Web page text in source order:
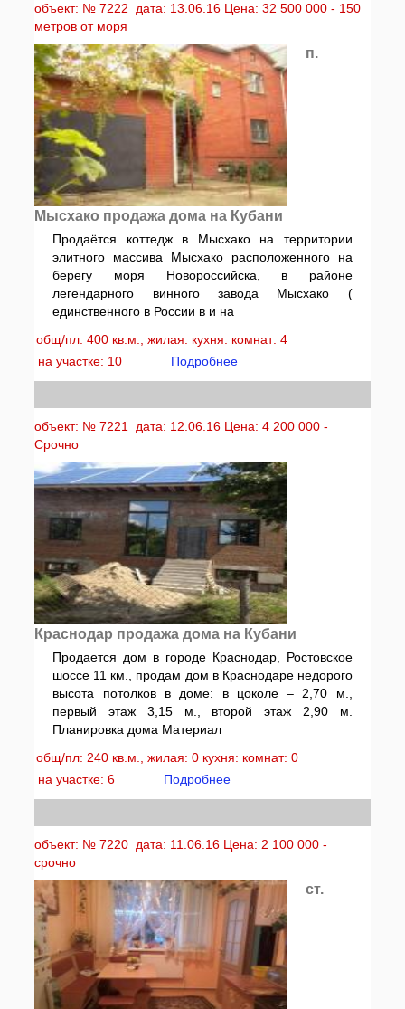
объект: № 7222 дата: 13.06.16 Цена: 32 500 000 - 150
метров от моря
п.
Мысхако продажа дома на Кубани
Продаётся коттедж в Мысхако на территории
элитного массива Мысхако расположенного на
берегу моря Новороссийска, в районе
легендарного винного завода Мысхако (
единственного в России в и на
общ/пл: 400 кв.м., жилая: кухня: комнат: 4
на участке: 10
Подробнее
объект: № 7221 дата: 12.06.16 Цена: 4 200 000 -
Срочно
Краснодар продажа дома на Кубани
Продается дом в городе Краснодар, Ростовское
шоссе 11 км., продам дом в Краснодаре недорого
высота потолков в доме: в цоколе – 2,70 м.,
первый этаж 3,15 м., второй этаж 2,90 м.
Планировка дома Материал
общ/пл: 240 кв.м., жилая: 0 кухня: комнат: 0
на участке: 6
Подробнее
объект: № 7220 дата: 11.06.16 Цена: 2 100 000 -
срочно
ст.